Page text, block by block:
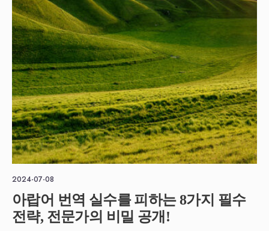
2024-07-08
아랍어 번역 실수를 피하는 8가지 필수
전략, 전문가의 비밀 공개!